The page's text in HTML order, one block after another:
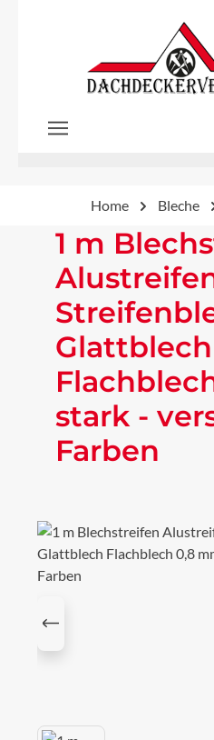
Zum Hauptinhalt springen
Home Bleche
1 m
Glattblech
stark -
Farben
Bildergalerie überspringen